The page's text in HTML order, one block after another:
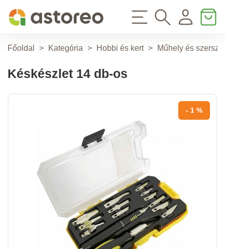
Főoldal > Kategória > Hobbi és kert > Műhely és
Késkészlet 14 db-os
- 1 %